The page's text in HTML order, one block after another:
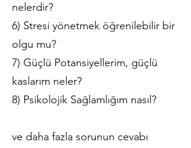
nelerdir?
6) Stresi yönetmek öğrenilebilir bir
olgu mu?
7) Güçlü Potansiyellerim, güçlü
kaslarım neler?
8) Psikolojik Sağlamlığım nasıl?
ve daha fazla sorunun cevabı